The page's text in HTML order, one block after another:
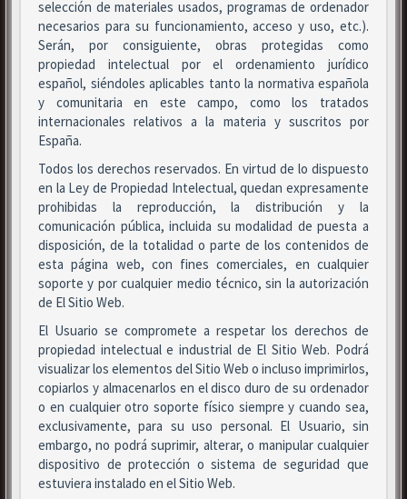
selección de materiales usados, programas de ordenador
necesarios para su funcionamiento, acceso y uso, etc.).
Serán, por consiguiente, obras protegidas como
propiedad intelectual por el ordenamiento jurídico
español, siéndoles aplicables tanto la normativa española
y comunitaria en este campo, como los tratados
internacionales relativos a la materia y suscritos por
España.
Todos los derechos reservados. En virtud de lo dispuesto
en la Ley de Propiedad Intelectual, quedan expresamente
prohibidas la reproducción, la distribución y la
comunicación pública, incluida su modalidad de puesta a
disposición, de la totalidad o parte de los contenidos de
esta página web, con fines comerciales, en cualquier
soporte y por cualquier medio técnico, sin la autorización
de El Sitio Web.
El Usuario se compromete a respetar los derechos de
propiedad intelectual e industrial de El Sitio Web. Podrá
visualizar los elementos del Sitio Web o incluso imprimirlos,
copiarlos y almacenarlos en el disco duro de su ordenador
o en cualquier otro soporte físico siempre y cuando sea,
exclusivamente, para su uso personal. El Usuario, sin
embargo, no podrá suprimir, alterar, o manipular cualquier
dispositivo de protección o sistema de seguridad que
estuviera instalado en el Sitio Web.